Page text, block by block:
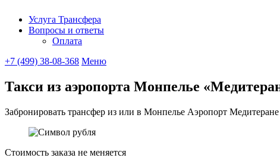
UniTransfers
Услуга Трансфера
Вопросы и ответы
Оплата
+7 (499) 38-08-368 Меню
Такси из аэропорта Монпелье
Забронировать трансфер из или в Монпелье Аэропорт
Стоимость заказа не меняется